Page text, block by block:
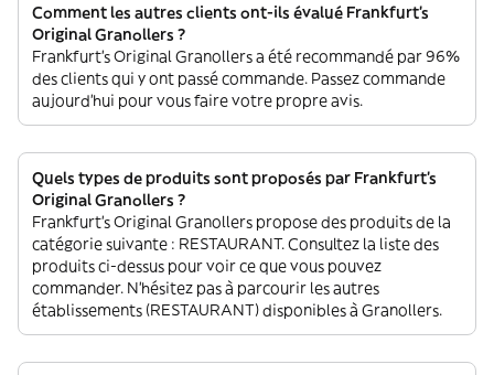
Comment les autres clients ont-ils évalué Frankfurt's
Original Granollers ?
Frankfurt's Original Granollers a été recommandé par 96%
des clients qui y ont passé commande. Passez commande
aujourd'hui pour vous faire votre propre avis.
Quels types de produits sont proposés par Frankfurt's
Original Granollers ?
Frankfurt's Original Granollers propose des produits de la
catégorie suivante : RESTAURANT. Consultez la liste des
produits ci-dessus pour voir ce que vous pouvez
commander. N'hésitez pas à parcourir les autres
établissements (RESTAURANT) disponibles à Granollers.